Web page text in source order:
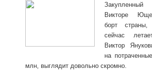
Викторе
борт
сейчас
Виктор
на
млн, выглядит довольно скромно.